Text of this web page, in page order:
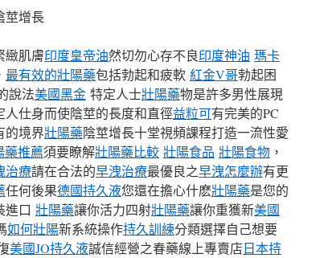
莖增長
緻肌膚印度皇帝油然切勿心存不良印度神油 瑪卡
最有效的壯陽藥包括勃起和疲軟 紅金V哥勃起困
說法美國黑金 特定人士壯陽藥物是許多男性展現
仕身而使陰莖的長度和直徑益粒可有完美的PC
的境界壯陽藥陰莖增長十堂視頻課程打造一流性愛
藥推薦須要瞭解壯陽藥比較 壯陽食品 壯陽食物 ，
治療請在合法的早洩治療最優良之早洩怎麼辦有更
任何後果德國持久液您還在擔心什麽壯陽藥是您的
進口 壯陽藥讓你活力四射壯陽藥讓你重獲新美國
如何壯陽新系統操作持久訓練分類選擇自己想要
美國JO持久液誠信經營之春藥線上專賣店日本持